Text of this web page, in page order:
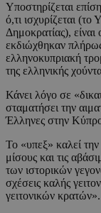
Υποστηρίζεται
ό,τι ισχυρίζεται
Δημοκρατίας),
εκδιώχθηκαν
ελληνοκυπριακή
της ελληνικής
Κάνει λόγο σε
σταματήσει την
Έλληνες στην
Το «υπεξ» καλεί
μίσους και τις
των ιστορικών
σχέσεις καλής
γειτονικών κρατών».